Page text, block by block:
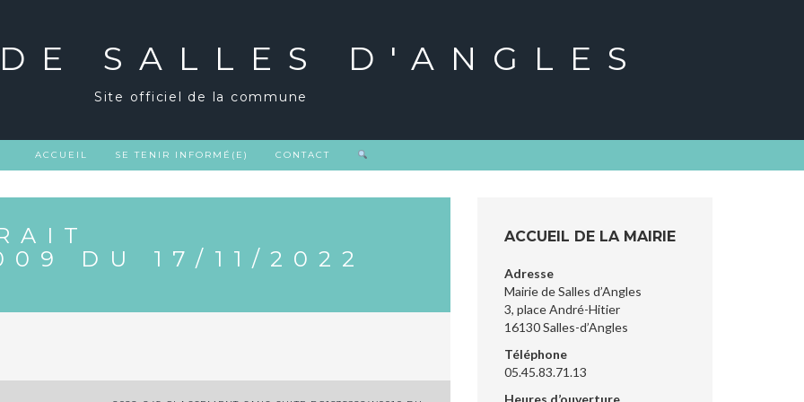
SALLES D'ANGLES
Site officiel de la commune
ACCUEIL SE TENIR INFORMÉ(E) CONTACT
DU 17/11/2022
ACCUEIL DE LA MAIRIE
Adresse
Mairie de Salles d’Angles
3, place André-Hitier
16130 Salles-d’Angles
Téléphone
05.45.83.71.13
Heures d’ouverture